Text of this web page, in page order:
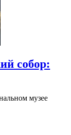
собор:
музее